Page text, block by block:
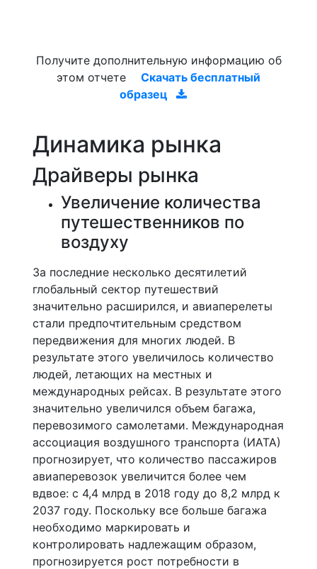
Получите дополнительную информацию об
этом отчете
Скачать бесплатный
образец
Динамика рынка
Драйверы рынка
Увеличение количества
путешественников по
воздуху
За последние несколько десятилетий
глобальный сектор путешествий
значительно расширился, и авиаперелеты
стали предпочтительным средством
передвижения для многих людей. В
результате этого увеличилось количество
людей, летающих на местных и
международных рейсах. В результате этого
значительно увеличился объем багажа,
перевозимого самолетами. Международная
ассоциация воздушного транспорта (ИАТА)
прогнозирует, что количество пассажиров
авиаперевозок увеличится более чем
вдвое: с 4,4 млрд в 2018 году до 8,2 млрд к
2037 году. Поскольку все больше багажа
необходимо маркировать и
контролировать надлежащим образом,
прогнозируется рост потребности в